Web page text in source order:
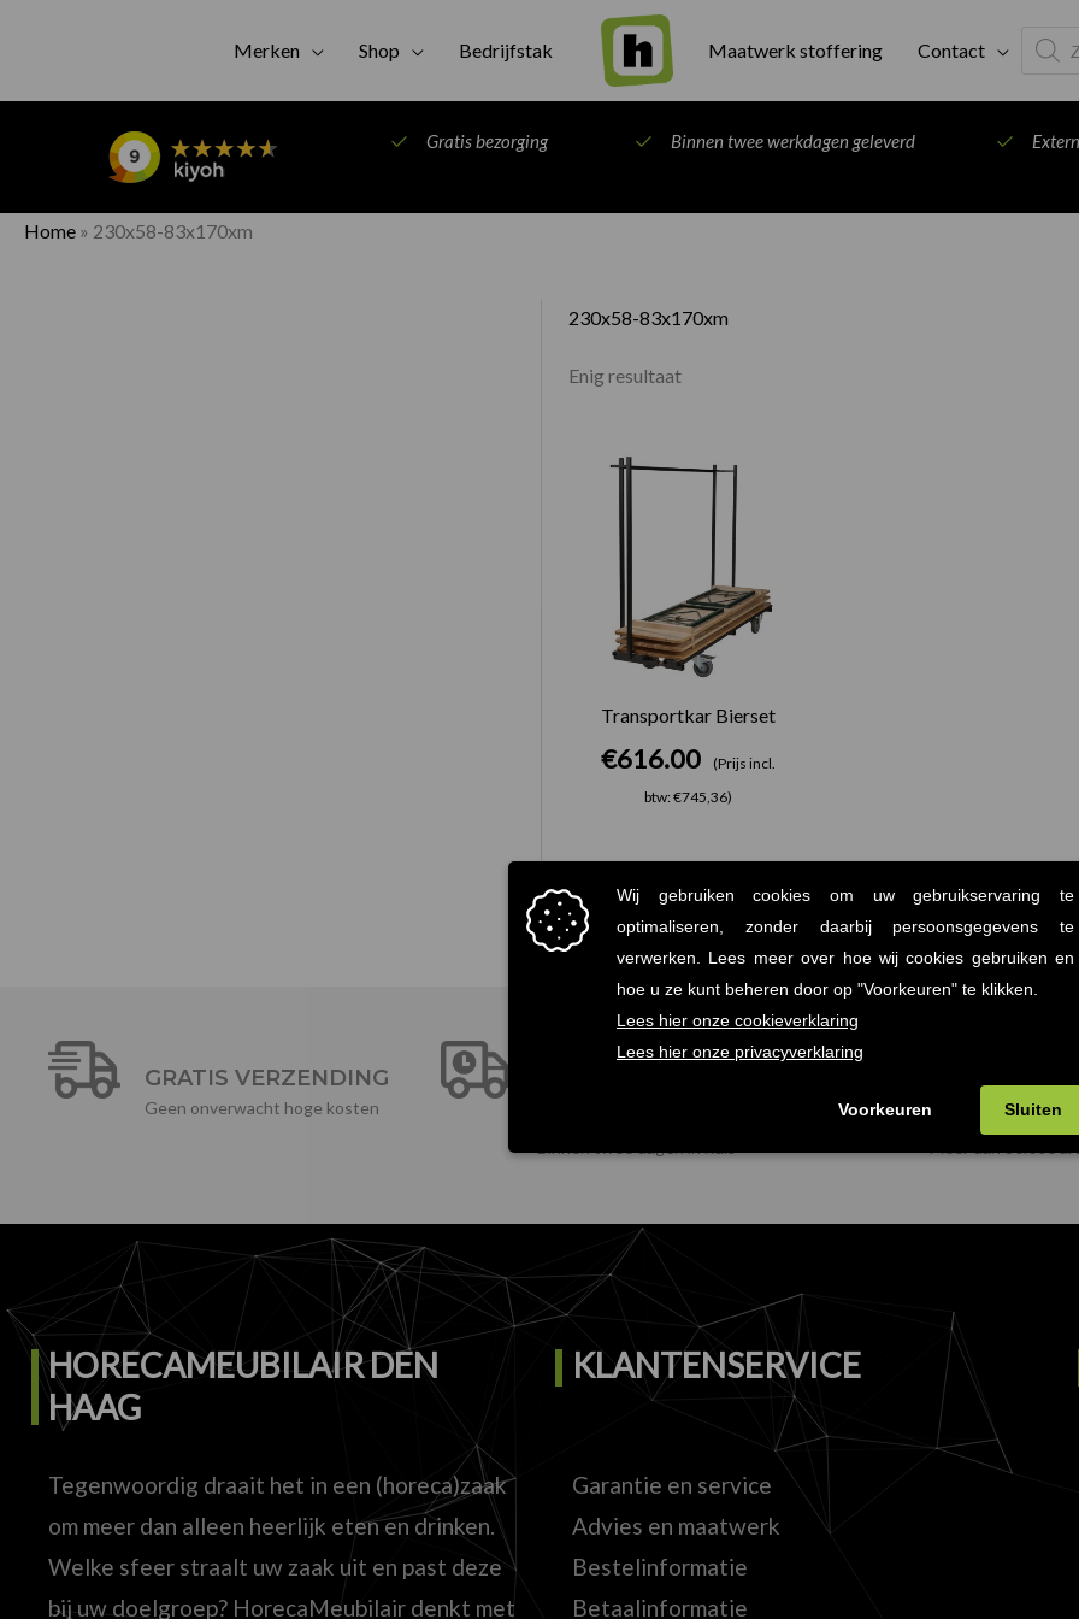
Merken Shop Bedrijfstak Maatwerk stoffering Contact
search
Gratis bezorging Binnen twee werkdagen geleverd
Home » 230x58-83x170xm
230x58-83x170xm
Enig resultaat
Transportkar Bierset
€616.00
(Prijs incl.
btw: €745,36)
GRATIS VERZENDING
Geen onverwacht hoge kosten
VOORRAAD
Meer dan 30.000
HORECAMEUBILAIR DEN
HAAG
Tegenwoordig draait het in een (horeca)zaak
om meer dan alleen heerlijk eten en drinken.
Welke sfeer straalt uw zaak uit en past deze
bij uw doelgroep? HorecaMeubilair denkt met
KLANTENSERVICE
Garantie en service
Advies en maatwerk
Bestelinformatie
Betaalinformatie